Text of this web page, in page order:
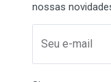
nossas
Seu e-mail